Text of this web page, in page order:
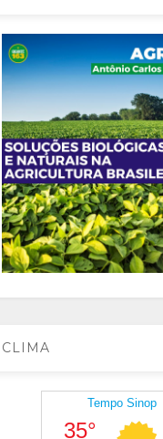
CLIMA